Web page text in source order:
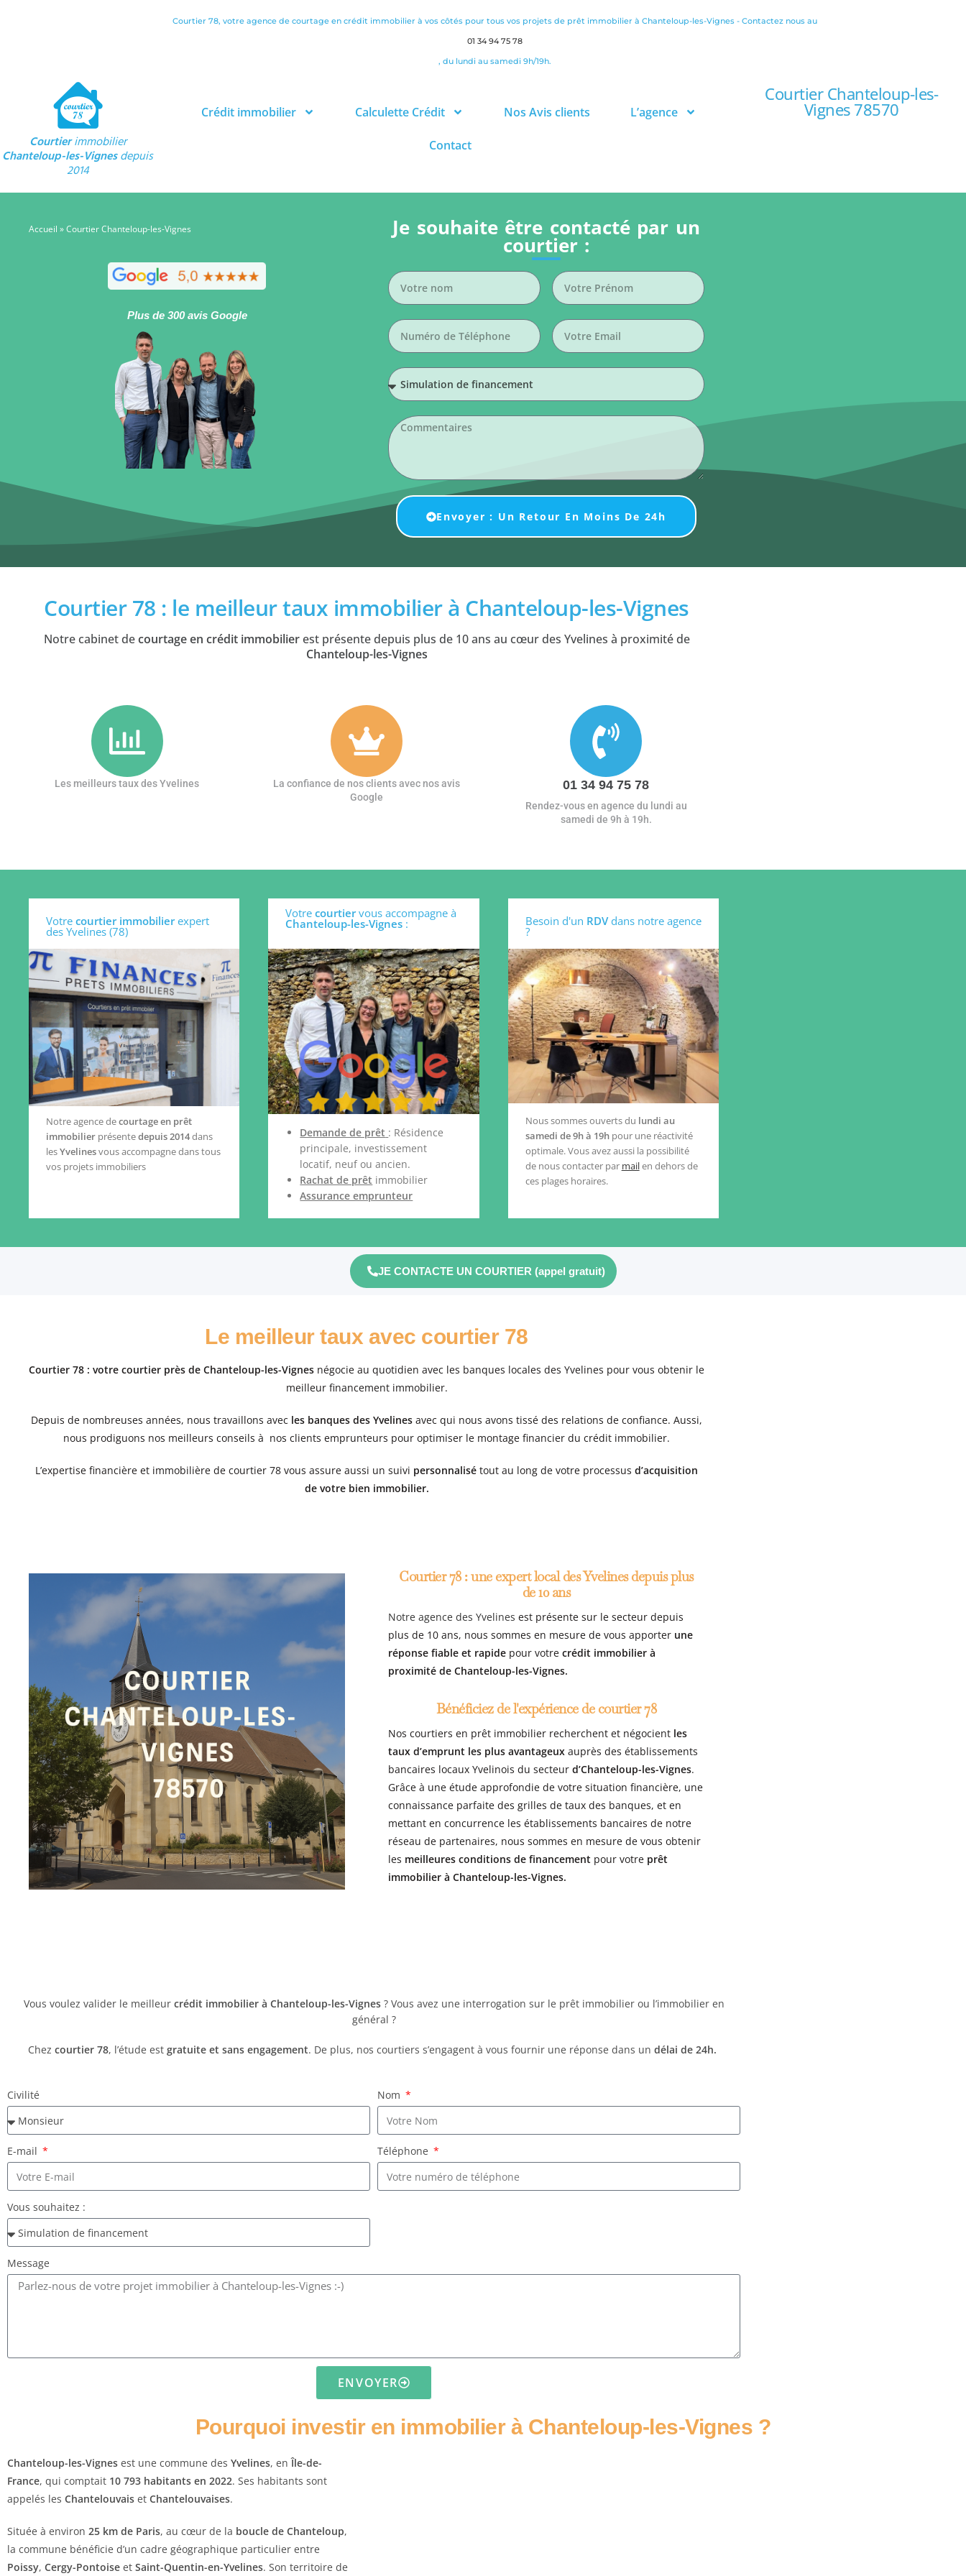
Courtier 78, votre agence de courtage en crédit immobilier à vos côtés pour tous vos projets de prêt immobilier à Chanteloup-les-Vignes - Contactez nous au
01 34 94 75 78
, du lundi au samedi 9h/19h.
Courtierimmobilier
Chanteloup-les-Vignesdepuis
2014
Crédit immobilier Calculette Crédit Nos Avis clients L’agence
Contact
Courtier Chanteloup-les-
Vignes 78570
Accueil »Courtier Chanteloup-les-Vignes
Plus de 300 avis Google
Je souhaite être contacté par un
courtier :
Envoyer : Un Retour En Moins De 24h
Courtier 78 : le meilleur taux immobilier à Chanteloup-les-Vignes
Notre cabinet decourtage en crédit immobilierest présente depuis plus de 10 ans au cœur des Yvelines à proximité de
Chanteloup-les-Vignes
Les meilleurs taux des Yvelines
La confiance de nos clients avec nos avis
Google
01 34 94 75 78
Rendez-vous en agence du lundi au
samedi de 9h à 19h.
Votre courtier immobilierexpert
des Yvelines (78)
Notre agence decourtage en prêt
immobilier présentedepuis 2014dans
lesYvelinesvous accompagne dans tous
vos projets immobiliers
Votrecourtiervous accompagne à
Chanteloup-les-Vignes :
Demande de prêt : Résidence
principale, investissement
locatif, neuf ou ancien.
Rachat de prêt immobilier
Assurance emprunteur
Besoin d'un RDV dans notre agence
?
Nous sommes ouverts du lundi au
samedi de 9h à 19hpour une réactivité
optimale. Vous avez aussi la possibilité
de nous contacter par mailen dehors de
ces plages horaires.
JE CONTACTE UN COURTIER (appel gratuit)
Le meilleur taux avec courtier 78
Courtier 78 : votre courtier près de Chanteloup-les-Vignes négocie au quotidien avec les banques locales des Yvelines pour vous obtenir le
meilleur financement immobilier.
Depuis de nombreuses années, nous travaillons avec les banques des Yvelines avec qui nous avons tissé des relations de confiance. Aussi,
nous prodiguons nos meilleurs conseils à nos clients emprunteurs pour optimiser le montage financier du crédit immobilier.
L’expertise financière et immobilière de courtier 78 vous assure aussi un suivi personnalisé tout au long de votre processus d’acquisition
de votre bien immobilier.
Courtier 78 : une expert local des Yvelines depuis plus
de 10 ans
Notre agence des Yvelines est présente sur le secteur depuis
plus de 10 ans, nous sommes en mesure de vous apporter une
réponse fiable et rapide pour votre crédit immobilier à
proximité de Chanteloup-les-Vignes.
Bénéficiez de l'expérience de courtier 78
Nos courtiers en prêt immobilier recherchent et négocient les
taux d’emprunt les plus avantageux auprès des établissements
bancaires locaux Yvelinois du secteur d’Chanteloup-les-Vignes.
Grâce à une étude approfondie de votre situation financière, une
connaissance parfaite des grilles de taux des banques, et en
mettant en concurrence les établissements bancaires de notre
réseau de partenaires, nous sommes en mesure de vous obtenir
les meilleures conditions de financement pour votre prêt
immobilier à Chanteloup-les-Vignes.
Vous voulez valider le meilleur crédit immobilier à Chanteloup-les-Vignes ? Vous avez une interrogation sur le prêt immobilier ou l’immobilier en
général ?
Chez courtier 78, l’étude est gratuite et sans engagement. De plus, nos courtiers s’engagent à vous fournir une réponse dans un délai de 24h.
Civilité Nom
E-mail Téléphone
Vous souhaitez :
Message
ENVOYER
Pourquoi investir en immobilier à Chanteloup-les-Vignes ?
Chanteloup-les-Vignes est une commune des Yvelines, enÎle-de-
France, qui comptait 10 793 habitants en 2022. Ses habitants sont
appelés les Chantelouvais et Chantelouvaises.
Située à environ 25 km de Paris, au cœur de la boucle de Chanteloup,
la commune bénéficie d’un cadre géographique particulier entre
Poissy, Cergy-Pontoise et Saint-Quentin-en-Yvelines. Son territoire de